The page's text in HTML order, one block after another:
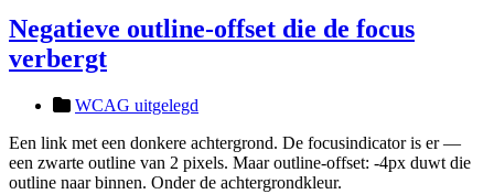
Negatieve outline-offset die de focus
verbergt
WCAG uitgelegd
Een link met een donkere achtergrond. De focusindicator is er —
een zwarte outline van 2 pixels. Maar outline-offset: -4px duwt die
outline naar binnen. Onder de achtergrondkleur.